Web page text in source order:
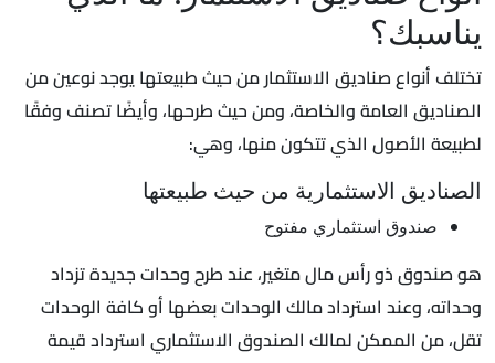
يناسبك؟
تختلف أنواع صناديق الاستثمار من حيث طبيعتها يوجد نوعين من
الصناديق العامة والخاصة، ومن حيث طرحها، وأيضًا تصنف وفقًا
لطبيعة الأصول الذي تتكون منها، وهي:
الصناديق الاستثمارية من حيث طبيعتها
صندوق استثماري مفتوح
هو صندوق ذو رأس مال متغير، عند طرح وحدات جديدة تزداد
وحداته، وعند استرداد مالك الوحدات بعضها أو كافة الوحدات
تقل، من الممكن لمالك الصندوق الاستثماري استرداد قيمة